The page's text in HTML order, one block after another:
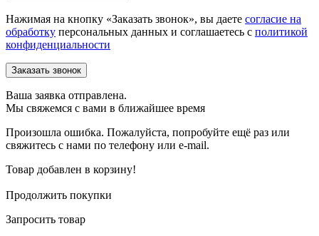
Нажимая на кнопку «Заказать звонок», вы даете согласие на
обработку персональных данных и соглашаетесь c политикой
конфиденциальности
Ваша заявка отправлена.
Мы свяжемся с вами в ближайшее время
Произошла ошибка. Пожалуйста, попробуйте ещё раз или
свяжитесь с нами по телефону или e-mail.
Товар добавлен в корзину!
Продолжить покупки
Запросить товар